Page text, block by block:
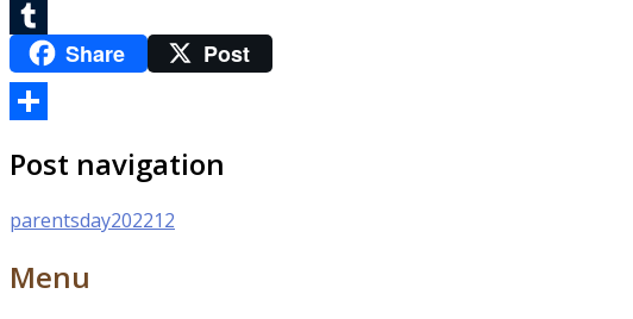
Evernote
TumblrShare Post
有
Post navigation
parentsday202212
Menu